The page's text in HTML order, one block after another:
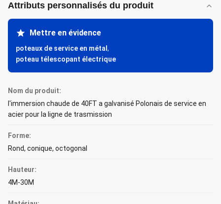
Attributs personnalisés du produit
Mettre en évidence
poteaux de service en métal ,
poteau télescopant électrique
Nom du produit:
l'immersion chaude de 40FT a galvanisé Polonais de service en
acier pour la ligne de trasmission
Forme:
Rond, conique, octogonal
Hauteur:
4M-30M